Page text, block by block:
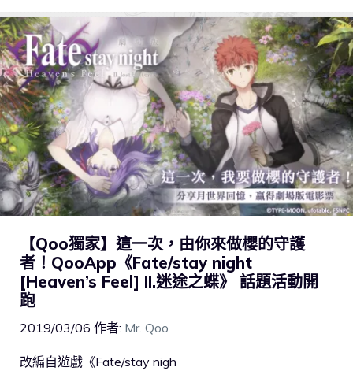
【Qoo獨家】這一次，由你來做櫻的守護
者！QooApp《Fate/stay night
[Heaven’s Feel] II.迷途之蝶》 話題活動開
跑
2019/03/06 作者: Mr. Qoo
改編自遊戲《Fate/stay nigh